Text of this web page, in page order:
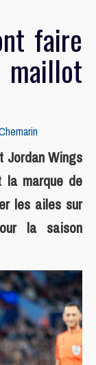
faire
Jordan Wings
la marque de
les ailes sur
la saison